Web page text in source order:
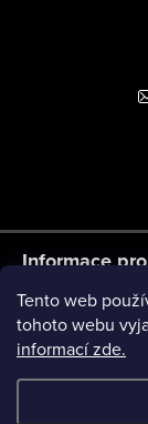
Tento web
tohoto webu
informací zde.
Informace
Blog
Novinky